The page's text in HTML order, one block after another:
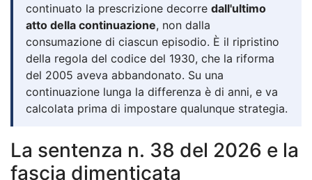
continuato la prescrizione decorre dall'ultimo
atto della continuazione, non dalla
consumazione di ciascun episodio. È il ripristino
della regola del codice del 1930, che la riforma
del 2005 aveva abbandonato. Su una
continuazione lunga la differenza è di anni, e va
calcolata prima di impostare qualunque strategia.
La sentenza n. 38 del 2026 e la
fascia dimenticata